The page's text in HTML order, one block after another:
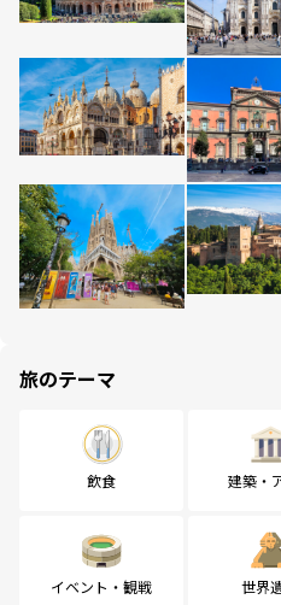
旅のテーマ
飲食 建築・
イベント・観戦 世界